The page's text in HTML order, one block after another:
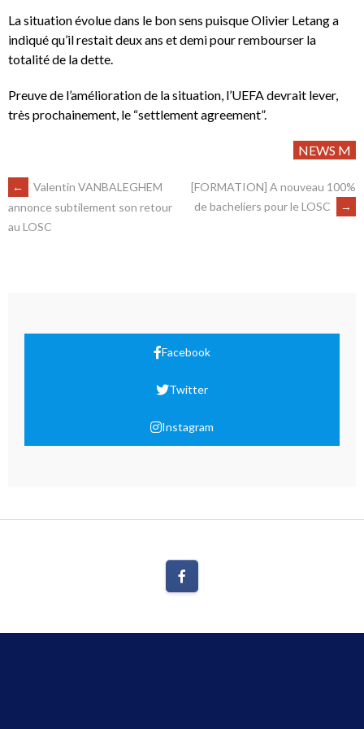
La situation évolue dans le bon sens puisque Olivier Letang a
indiqué qu’il restait deux ans et demi pour rembourser la
totalité de la dette.
Preuve de l’amélioration de la situation, l’UEFA devrait lever,
très prochainement, le “settlement agreement”.
NEWS M
←
Valentin VANBALEGHEM
annonce subtilement son retour
au LOSC
[FORMATION] A nouveau 100%
de bacheliers pour le LOSC
→
Facebook
Twitter
Instagram